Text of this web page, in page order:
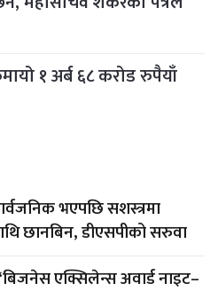
१ अर्ब ६८ करोड रुपैयाँ
भएपछि सशस्त्रमा
छानबिन, डीएसपीको सरुवा
एक्सिलेन्स अवार्ड नाइट–